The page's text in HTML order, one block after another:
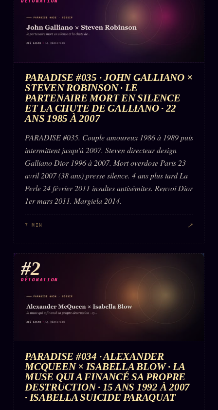
DÉTONATION
PARADISE #035 · JOHN GALLIANO ×
STEVEN ROBINSON · LE
PARTENAIRE MORT EN SILENCE
ET LA CHUTE DE GALLIANO · 22
ANS 1985 À 2007
PARADISE #035. Couple amoureux 1986 à 1989 puis
intermittent jusqu'à 2007. Steven directeur design
Galliano Dior 1996 à 2007. Mort overdose Paris 23
avril 2007 (38 ans) presse silence. 4 ans plus tard La
Perle 24 février 2011 insultes antisémites. Renvoi Dior
1er mars 2011. Margiela 2014.
7 MIN ↗
#2
DÉTONATION
PARADISE #034 · ALEXANDER
MCQUEEN × ISABELLA BLOW · LA
MUSE QUI A FINANCÉ SA PROPRE
DESTRUCTION · 15 ANS 1992 À 2007
· ISABELLA SUICIDE PARAQUAT